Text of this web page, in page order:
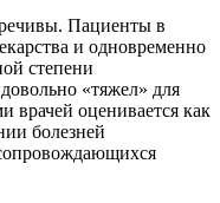
Пациенты в
и одновременно
степени
«тяжел» для
врачей оценивается как
болезней